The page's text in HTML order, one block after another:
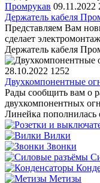
Промрукав 09.11.2022
Держатель кабеля
Представляем Вам
сделает
Держатель кабеля
28.10.2022 1252
Двухкомпонентные
Рады сообщить вам о
двухкомпонентных
Линейка пополнилась
Вилки
Звонки
Метизы